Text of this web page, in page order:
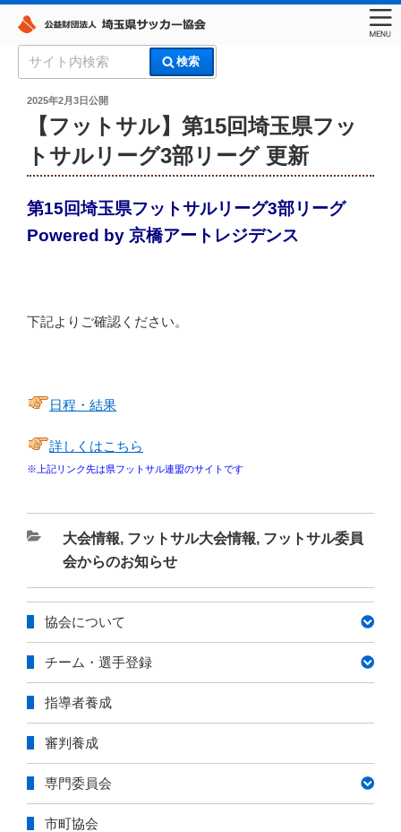
索:
検索
埼玉県サッカー協会
投
2025年2月3日公開
【フットサル】第15回埼玉県フッ
トサルリーグ3部リーグ 更新
第15回埼玉県フットサルリーグ3部リーグ
Powered by 京橋アートレジデンス
下記よりご確認ください。
日程・結果
詳しくはこちら
※上記リンク先は県フットサル連盟のサイトです
カ
テ
ゴ
ー
大会情報, フットサル大会情報, フットサル委員
会からのお知らせ
協会について
チーム・選手登録
指導者養成
審判養成
専門委員会
市町協会